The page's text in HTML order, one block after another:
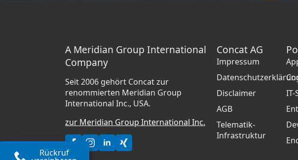
A Meridian Group International
Company
Seit 2006 gehört Concat zur
renommierten Meridian Group
International Inc., USA.
zur Meridian Group International Inc.
Concat AG
Impressum
Disclaimer
AGB
Telematik-
Infrastruktur
IT-
Rückruf